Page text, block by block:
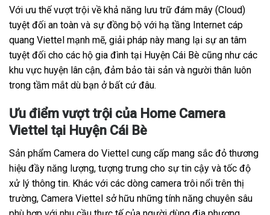
Với ưu thế vượt trội về khả năng lưu trữ đám mây (Cloud)
tuyệt đối an toàn và sự đồng bộ với hạ tầng Internet cáp
quang Viettel mạnh mẽ, giải pháp này mang lại sự an tâm
tuyệt đối cho các hộ gia đình tại Huyện Cái Bè cũng như các
khu vực huyện lân cận, đảm bảo tài sản và người thân luôn
trong tầm mắt dù bạn ở bất cứ đâu.
Ưu điểm vượt trội của Home Camera
Viettel tại Huyện Cái Bè
Sản phẩm Camera do Viettel cung cấp mang sắc đỏ thương
hiệu đầy năng lượng, tượng trưng cho sự tin cậy và tốc độ
xử lý thông tin. Khác với các dòng camera trôi nổi trên thị
trường, Camera Viettel sở hữu những tính năng chuyên sâu